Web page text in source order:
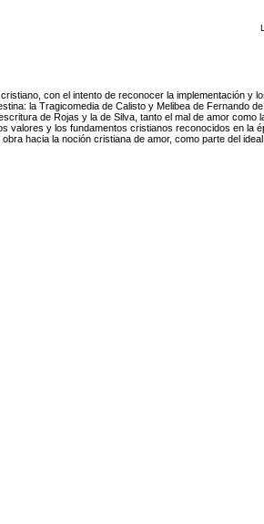
con el intento de reconocer la implementación y
la Tragicomedia de Calisto y Melibea de Fernando
de Rojas y la de Silva, tanto el mal de amor como
valores y los fundamentos cristianos reconocidos en la
hacia la noción cristiana de amor, como parte del ideal